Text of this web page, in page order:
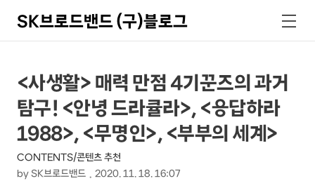
SK브로드밴드 (구)블로그
색
메
뉴
상
세
컨
텐
츠
본
문
제
목
<사생활> 매력 만점 4기꾼즈의 과거
탐구! <안녕 드라큘라>, <응답하라
1988>, <무명인>, <부부의 세계>
CONTENTS/콘텐츠 추천
by SK브로드밴드 2020. 11. 18. 16:07